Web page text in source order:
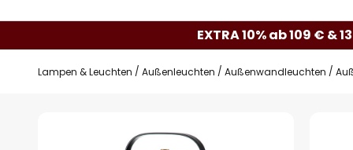
EXTRA 10% ab 109 € &
Lampen & Leuchten Außenleuchten Außenwandleuchten